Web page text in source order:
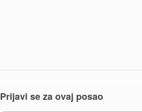
Prijavi se za ovaj posao